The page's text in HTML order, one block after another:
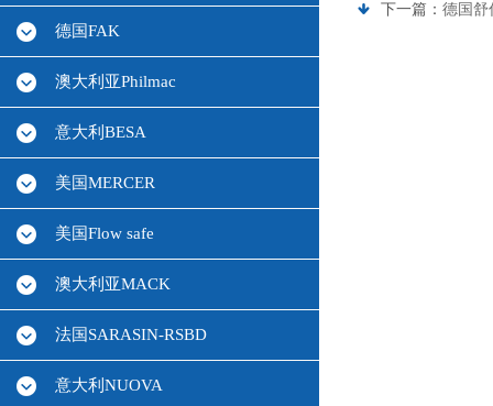
德国FAK
澳大利亚Philmac
意大利BESA
美国MERCER
美国Flow safe
澳大利亚MACK
法国SARASIN-RSBD
意大利NUOVA
下一篇： 德国舒